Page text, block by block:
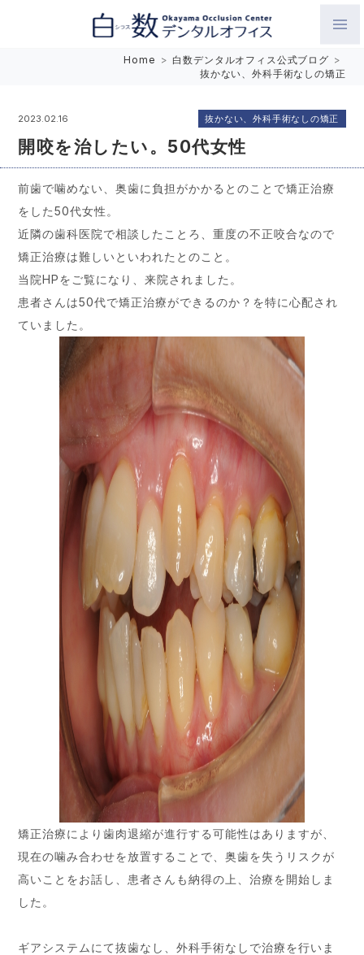
み合わせを考えたインプラントと矯正歯科
Home > 白数デンタルオフィス公式ブログ >
抜かない、外科手術なしの矯正
2023.02.16
開咬を治したい。50代女性
抜かない、外科手術なしの矯正
前歯で噛めない、奥歯に負担がかかるとのことで矯正治療
をした50代女性。
近隣の歯科医院で相談したことろ、重度の不正咬合なので
矯正治療は難しいといわれたとのこと。
当院HPをご覧になり、来院されました。
患者さんは50代で矯正治療ができるのか？を特に心配され
ていました。
矯正治療により歯肉退縮が進行する可能性はありますが、
現在の噛み合わせを放置することで、奥歯を失うリスクが
高いことをお話し、患者さんも納得の上、治療を開始しま
した。
ギアシステムにて抜歯なし、外科手術なしで治療を行いま